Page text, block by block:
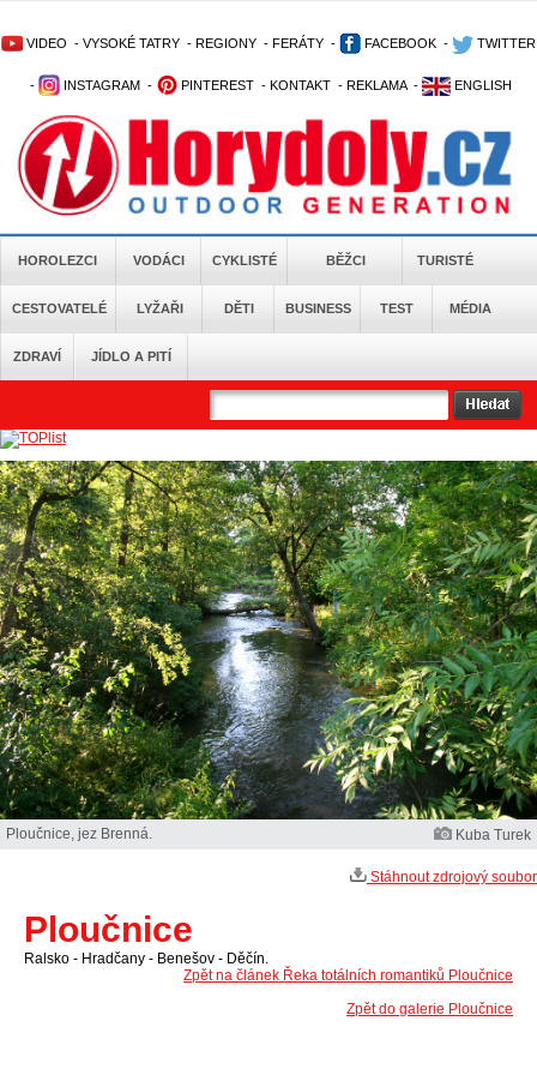
VIDEO - VYSOKÉ TATRY - REGIONY - FERÁTY - FACEBOOK - TWITTER
- INSTAGRAM - PINTEREST - KONTAKT - REKLAMA - ENGLISH
HOROLEZCI VODÁCI CYKLISTÉ BĚŽCI TURISTÉ
CESTOVATELÉ LYŽAŘI DĚTI BUSINESS TEST MÉDIA
ZDRAVÍ JÍDLO A PITÍ
Ploučnice, jez Brenná. Kuba Turek
Stáhnout zdrojový soubor
Ploučnice
Ralsko - Hradčany - Benešov - Děčín.
Zpět na článek Řeka totálních romantiků Ploučnice
Zpět do galerie Ploučnice